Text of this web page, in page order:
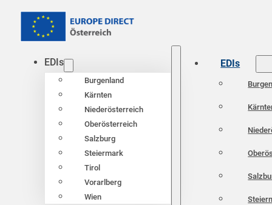
EDIs
Burgenland
Kärnten
Niederösterreich
Oberösterreich
Salzburg
Steiermark
Tirol
Vorarlberg
Wien
EDIs